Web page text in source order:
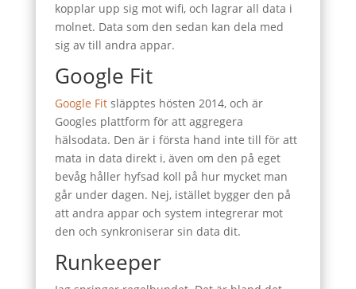
kopplar upp sig mot wifi, och lagrar all data i
molnet. Data som den sedan kan dela med
sig av till andra appar.
Google Fit
Google Fitsläpptes hösten 2014, och är
Googles plattform för att aggregera
hälsodata. Den är i första hand inte till för att
mata in data direkt i, även om den på eget
bevåg håller hyfsad koll på hur mycket man
går under dagen. Nej, istället bygger den på
att andra appar och system integrerar mot
den och synkroniserar sin data dit.
Runkeeper